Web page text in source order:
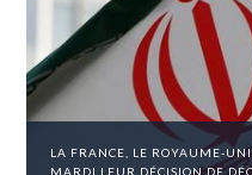
LA FRANCE, LE ROYAUME-
MARDI LEUR DÉCISION DE